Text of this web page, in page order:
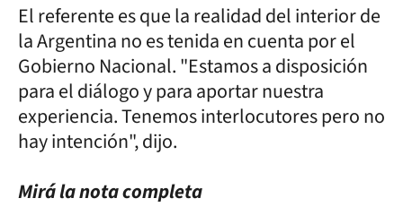
El referente es que la realidad del interior de
la Argentina no es tenida en cuenta por el
Gobierno Nacional. "Estamos a disposición
para el diálogo y para aportar nuestra
experiencia. Tenemos interlocutores pero no
hay intención", dijo.
Mirá la nota completa